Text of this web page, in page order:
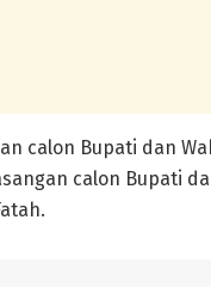
calon Bupati dan
calon Bupati